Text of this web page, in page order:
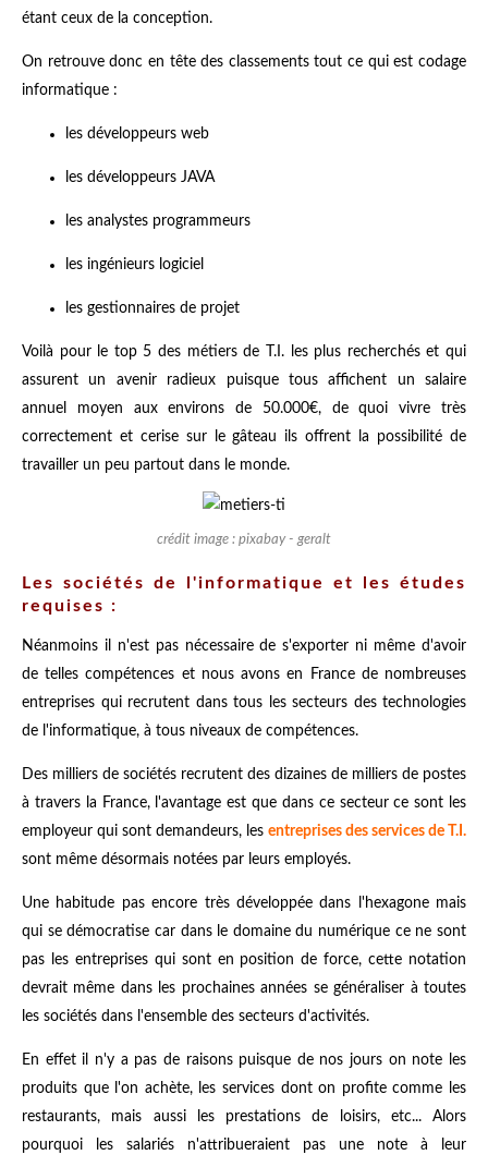
étant ceux de la conception.
On retrouve donc en tête des classements tout ce qui est codage
informatique :
les développeurs web
les développeurs JAVA
les analystes programmeurs
les ingénieurs logiciel
les gestionnaires de projet
Voilà pour le top 5 des métiers de T.I. les plus recherchés et qui
assurent un avenir radieux puisque tous affichent un salaire
annuel moyen aux environs de 50.000€, de quoi vivre très
correctement et cerise sur le gâteau ils offrent la possibilité de
travailler un peu partout dans le monde.
crédit image : pixabay - geralt
Les sociétés de l'informatique et les études
requises :
Néanmoins il n'est pas nécessaire de s'exporter ni même d'avoir
de telles compétences et nous avons en France de nombreuses
entreprises qui recrutent dans tous les secteurs des technologies
de l'informatique, à tous niveaux de compétences.
Des milliers de sociétés recrutent des dizaines de milliers de postes
à travers la France, l'avantage est que dans ce secteur ce sont les
employeur qui sont demandeurs, les entreprises des services de T.I.
sont même désormais notées par leurs employés.
Une habitude pas encore très développée dans l'hexagone mais
qui se démocratise car dans le domaine du numérique ce ne sont
pas les entreprises qui sont en position de force, cette notation
devrait même dans les prochaines années se généraliser à toutes
les sociétés dans l'ensemble des secteurs d'activités.
En effet il n'y a pas de raisons puisque de nos jours on note les
produits que l'on achète, les services dont on profite comme les
restaurants, mais aussi les prestations de loisirs, etc... Alors
pourquoi les salariés n'attribueraient pas une note à leur